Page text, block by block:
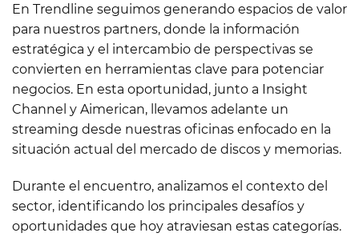
En Trendline seguimos generando espacios de valor
para nuestros partners, donde la información
estratégica y el intercambio de perspectivas se
convierten en herramientas clave para potenciar
negocios. En esta oportunidad, junto a Insight
Channel y Aimerican, llevamos adelante un
streaming desde nuestras oficinas enfocado en la
situación actual del mercado de discos y memorias.
Durante el encuentro, analizamos el contexto del
sector, identificando los principales desafíos y
oportunidades que hoy atraviesan estas categorías.